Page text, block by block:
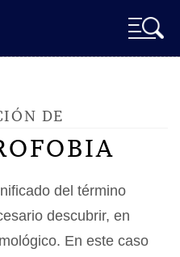
DE
del término
descubrir, en
En este caso